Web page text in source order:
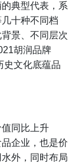
典型代表，系
十种不同档
景、不同层次
胡润品牌
史文化底蕴品
同比上升
企业，也是价
水外，同时布局